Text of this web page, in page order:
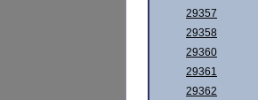
29357
29358
29360
29361
29362